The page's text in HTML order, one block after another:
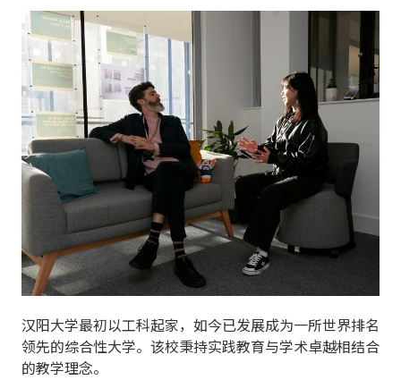
汉阳大学最初以工科起家，如今已发展成为一所世界排名
领先的综合性大学。该校秉持实践教育与学术卓越相结合
的教学理念。